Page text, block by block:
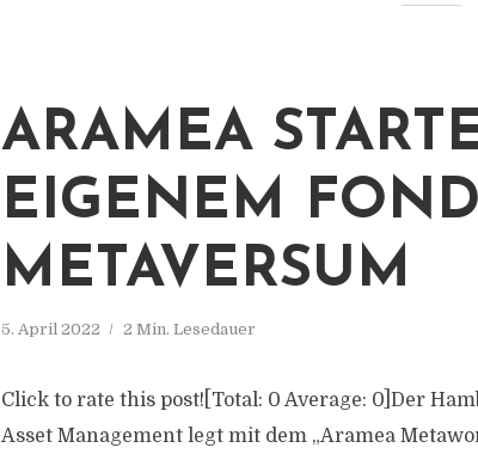
ARAMEA
EIGENEM
METAVERSUM
5. April 2022 2 Min. Lesedauer
Click to rate this post![Total: 0 Average: 0]Der
Asset Management legt mit dem „Aramea